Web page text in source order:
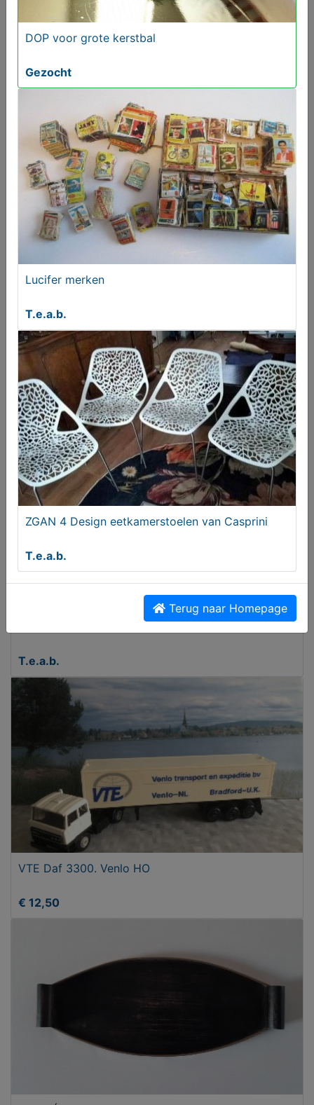
VINTAGE VAAS MOBACH
€ 38,50
Olie lampjes
€ 55,00
2 verschillende tafelkleden om te borduren.
T.e.a.b.
VTE Daf 3300. Venlo HO
€ 12,50
DOP voor grote kerstbal
Gezocht
Lucifer merken
T.e.a.b.
ZGAN 4 Design eetkamerstoelen van Casprini
T.e.a.b.
Terug naar Homepage